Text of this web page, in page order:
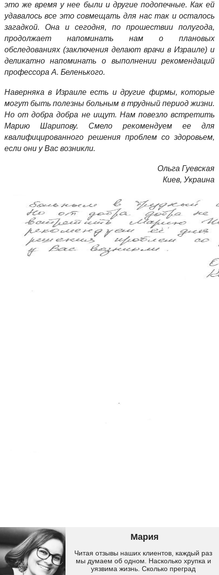
это же время у нее были и другие подопечные. Как ей
удавалось все это совмещать для нас так и осталось
загадкой. Она и сегодня, по прошествии полугода,
продолжает напоминать нам о плановых
обследованиях (заключения делают врачи в Израиле) и
деликатно напоминать о выполнении рекомендаций
профессора А. Беленького.
Наверняка в Израиле есть и другие фирмы, которые
могут быть полезны больным в трудный период жизни.
Но от добра добра не ищут. Нам повезло встретить
Марию Шарипову. Смело рекомендуем ее для
квалифицированного решения проблем со здоровьем,
если они у Вас возникли.
Ольга Гуевская
Киев, Украина
Мария
Читая отзывы наших клиентов, каждый раз
мы думаем об одном. Насколько хрупка и
уязвима жизнь. Сколько преград